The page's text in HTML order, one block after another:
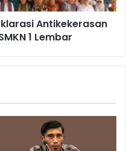
Antikekerasan
1 Lembar